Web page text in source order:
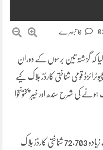
کہ گزشتہ تین برسوں کے دوران
طور پر 1 لاکھ 95 ہزار کمپیوٹرائزڈ قومی شناختی کارڈز بلاک کیے
کی شرح سندھ اور خیبر پختونخوا
ریکارڈ کے مطابق خیبر پختونخوا میں سب سے زیادہ 72,703 شناختی کارڈز بلاک